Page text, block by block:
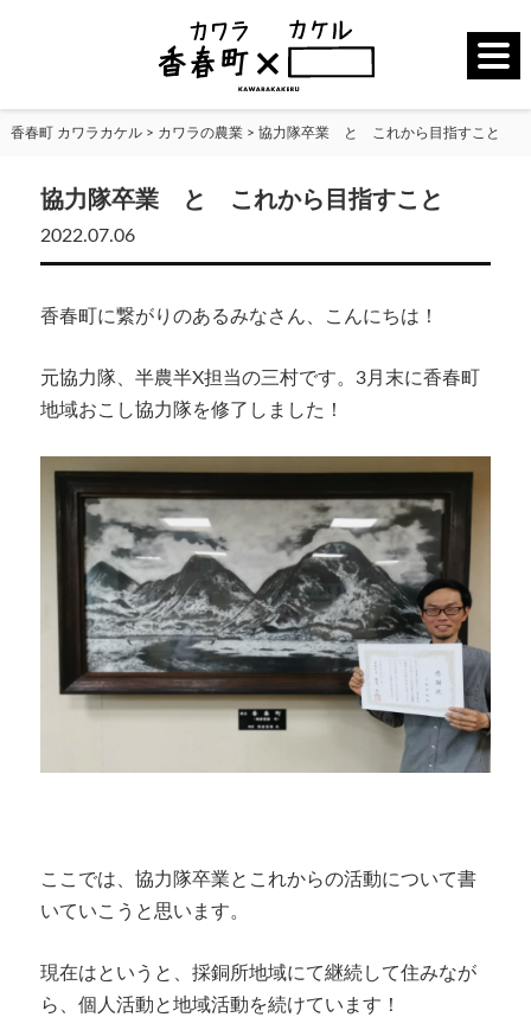
香春町 カワラカケル> カワラの農業> 協力隊卒業 と これから目指すこと
協力隊卒業 と これから目指すこと
2022.07.06
香春町に繋がりのあるみなさん、こんにちは！
元協力隊、半農半X担当の三村です。3月末に香春町
地域おこし協力隊を修了しました！
ここでは、協力隊卒業とこれからの活動について書
いていこうと思います。
現在はというと、採銅所地域にて継続して住みなが
ら、個人活動と地域活動を続けています！